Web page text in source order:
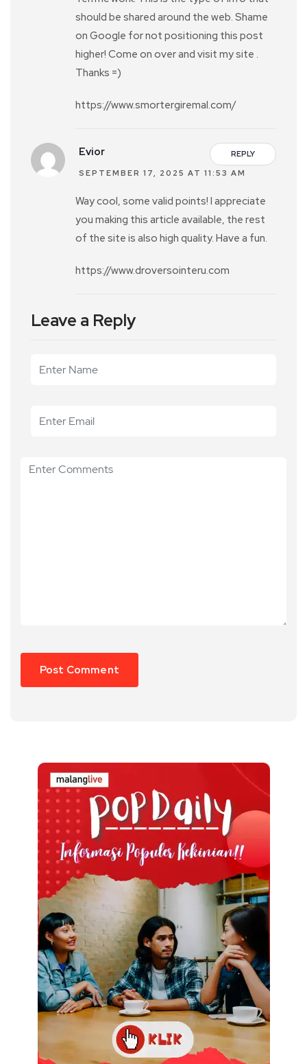
should be shared around the web. Shame
on Google for not positioning this post
higher! Come on over and visit my site .
Thanks =)
https://www.smortergiremal.com/
REPLY
Evior
SEPTEMBER 17, 2025 AT 11:53 AM
Way cool, some valid points! I appreciate
you making this article available, the rest
of the site is also high quality. Have a fun.
https://www.droversointeru.com
Leave a Reply